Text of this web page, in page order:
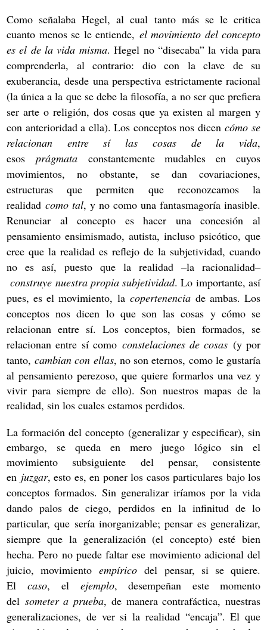
Como señalaba Hegel, al cual tanto más se le critica
cuanto menos se le entiende, el movimiento del concepto
es el de la vida misma. Hegel no “disecaba” la vida para
comprenderla, al contrario: dio con la clave de su
exuberancia, desde una perspectiva estrictamente racional
(la única a la que se debe la filosofía, a no ser que prefiera
ser arte o religión, dos cosas que ya existen al margen y
con anterioridad a ella). Los conceptos nos dicen cómo se
relacionan entre sí las cosas de la vida,
esos
prágmata
constantemente mudables en cuyos
movimientos, no obstante, se dan covariaciones,
estructuras que permiten que reconozcamos la
realidad como tal, y no como una fantasmagoría inasible.
Renunciar al concepto es hacer una concesión al
pensamiento ensimismado, autista, incluso psicótico, que
cree que la realidad es reflejo de la subjetividad, cuando
no es así, puesto que la realidad‒la racionalidad‒
construye nuestra propia subjetividad. Lo importante, así
pues, es el movimiento, la copertenencia de ambas. Los
conceptos nos dicen lo que son las cosas y cómo se
relacionan entre sí. Los conceptos, bien formados, se
relacionan entre sí como constelaciones de cosas (y por
tanto, cambian con ellas, no son eternos, como le gustaría
al pensamiento perezoso, que quiere formarlos una vez y
vivir para siempre de ello). Son nuestros mapas de la
realidad, sin los cuales estamos perdidos.
La formación del concepto (generalizar y especificar), sin
embargo, se queda en mero juego lógico sin el
movimiento subsiguiente del pensar, consistente
en juzgar, esto es, en poner los casos particulares bajo los
conceptos formados. Sin generalizar iríamos por la vida
dando palos de ciego, perdidos en la infinitud de lo
particular, que sería inorganizable; pensar es generalizar,
siempre que la generalización (el concepto) esté bien
hecha. Pero no puede faltar ese movimiento adicional del
juicio, movimiento empírico del pensar, si se quiere.
El
caso, el ejemplo, desempeñan este momento
del someter a prueba, de manera contrafáctica, nuestras
generalizaciones, de ver si la realidad “encaja”. El que